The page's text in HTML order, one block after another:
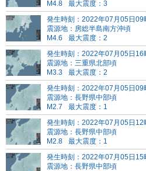
M4.8
最大震度：3
発生時刻：2022年07月05日09
震源地：房総半島南方沖頃
M4.6
最大震度：2
発生時刻：2022年07月05日16
震源地：三重県北部頃
M3.3
最大震度：2
発生時刻：2022年07月05日09
震源地：長野県中部頃
M2.7
最大震度：1
発生時刻：2022年07月05日12
震源地：長野県中部頃
M2.8
最大震度：1
発生時刻：2022年07月05日15
震源地：長野県中部頃